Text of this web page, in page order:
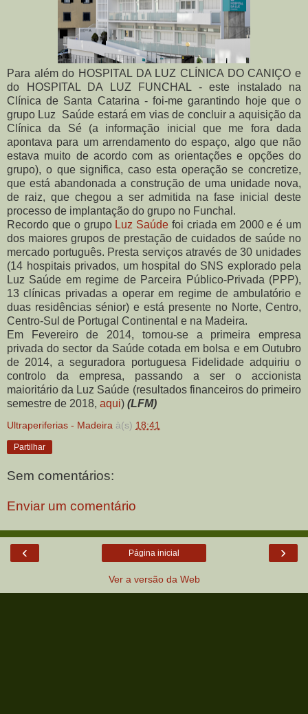
Para além do HOSPITAL DA LUZ CLÍNICA DO CANIÇO e
do HOSPITAL DA LUZ FUNCHAL - este instalado na
Clínica de Santa Catarina - foi-me garantindo hoje que o
grupo Luz Saúde estará em vias de concluir a aquisição da
Clínica da Sé (a informação inicial que me fora dada
apontava para um arrendamento do espaço, algo que não
estava muito de acordo com as orientações e opções do
grupo), o que significa, caso esta operação se concretize,
que está abandonada a construção de uma unidade nova,
de raiz, que chegou a ser admitida na fase inicial deste
processo de implantação do grupo no Funchal.
Recordo que o grupo Luz Saúde foi criada em 2000 e é um
dos maiores grupos de prestação de cuidados de saúde no
mercado português. Presta serviços através de 30 unidades
(14 hospitais privados, um hospital do SNS explorado pela
Luz Saúde em regime de Parceira Público-Privada (PPP),
13 clínicas privadas a operar em regime de ambulatório e
duas residências sénior) e está presente no Norte, Centro,
Centro-Sul de Portugal Continental e na Madeira.
Em Fevereiro de 2014, tornou-se a primeira empresa
privada do sector da Saúde cotada em bolsa e em Outubro
de 2014, a seguradora portuguesa Fidelidade adquiriu o
controlo da empresa, passando a ser o accionista
maioritário da Luz Saúde (resultados financeiros do primeiro
semestre de 2018, aqui) (LFM)
Ultraperiferias - Madeira à(s) 18:41
Partilhar
Sem comentários:
Enviar um comentário
‹ ›
Página inicial
Ver a versão da Web